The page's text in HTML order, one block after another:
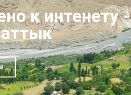
к интенету -